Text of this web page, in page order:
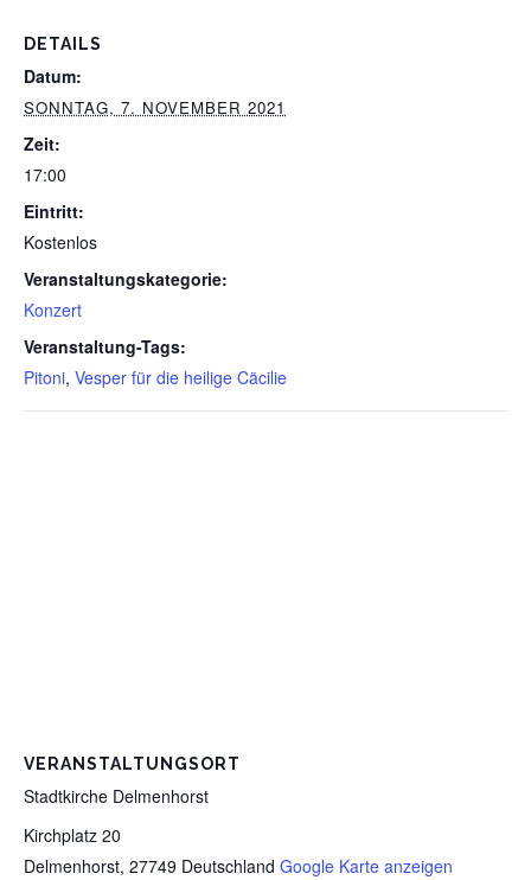
DETAILS
Datum:
SONNTAG, 7. NOVEMBER 2021
Zeit:
17:00
Eintritt:
Kostenlos
Veranstaltungskategorie:
Konzert
Veranstaltung-Tags:
Pitoni, Vesper für die heilige Cäcilie
VERANSTALTUNGSORT
Stadtkirche Delmenhorst
Kirchplatz 20
Delmenhorst, 27749 Deutschland Google Karte anzeigen